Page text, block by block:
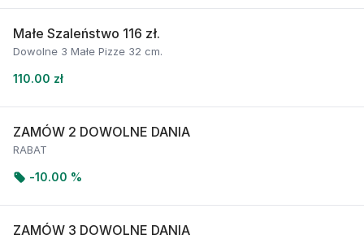
Małe Szaleństwo 116 zł.
Dowolne 3 Małe Pizze 32 cm.
110.00 zł
ZAMÓW 2 DOWOLNE DANIA
RABAT
-10.00 %
ZAMÓW 3 DOWOLNE DANIA